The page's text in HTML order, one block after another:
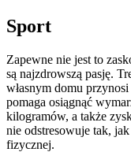
Sport
Zapewne nie jest to
są najzdrowszą pasję.
własnym domu
pomaga osiągnąć
kilogramów, a także
nie odstresowuje tak,
fizycznej.